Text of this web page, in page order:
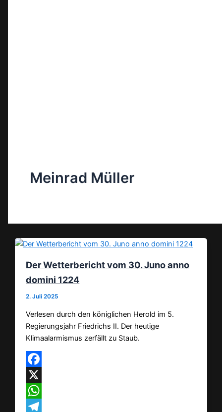
Meinrad Müller
Der Wetterbericht vom 30. Juno anno
domini 1224
2. Juli 2025
Verlesen durch den königlichen Herold im 5.
Regierungsjahr Friedrichs II. Der heutige
Klimaalarmismus zerfällt zu Staub.
Facebook
X
WhatsApp